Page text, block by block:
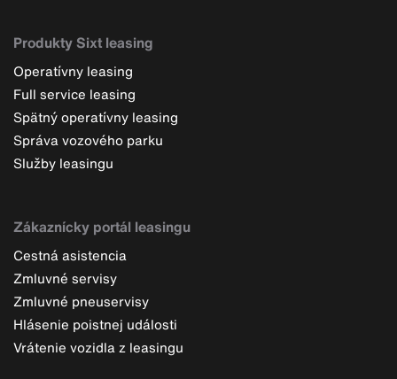
Produkty Sixt leasing
Operatívny leasing
Full service leasing
Spätný operatívny leasing
Správa vozového parku
Služby leasingu
Zákaznícky portál leasingu
Cestná asistencia
Zmluvné servisy
Zmluvné pneuservisy
Hlásenie poistnej události
Vrátenie vozidla z leasingu